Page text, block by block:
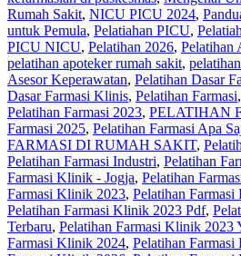
Rumah Sakit, NICU PICU 2024,
untuk Pemula, Pelatiahan PICU,
PICU NICU, Pelatihan 2026, Pelatihan
pelatihan apoteker rumah sakit,
Asesor Keperawatan, Pelatihan Dasar
Dasar Farmasi Klinis, Pelatihan Farmasi,
Pelatihan Farmasi 2023, PELATIHAN
Farmasi 2025, Pelatihan Farmasi Apa
FARMASI DI RUMAH SAKIT,
Pelatihan Farmasi Industri, Pelatihan
Farmasi Klinik - Jogja, Pelatihan
Farmasi Klinik 2023, Pelatihan
Pelatihan Farmasi Klinik 2023 Pdf,
Terbaru, Pelatihan Farmasi Klinik 2023
Farmasi Klinik 2024, Pelatihan